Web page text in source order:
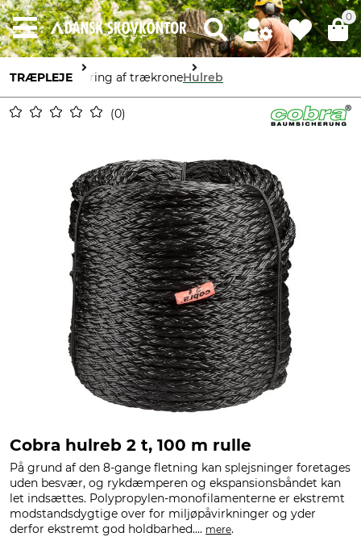
0
TRÆPLEJE Sikring af trækroneHulreb
0
Cobra hulreb 2 t, 100 m rulle
På grund af den 8-gange fletning kan splejsninger foretages
uden besvær, og rykdæmperen og ekspansionsbåndet kan
let indsættes. Polypropylen-monofilamenterne er ekstremt
modstandsdygtige over for miljøpåvirkninger og yder
derfor ekstremt god holdbarhed.... mere.